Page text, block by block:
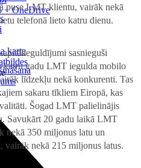
+ OneDrive
karte
puse LMT klientu, vairāk nekā
telefonā lieto katru dienu.
sasnieguši
katru gadu LMT iegulda mobilo
līdzekļu nekā konkurenti. Tas
sakaru tīkliem Eiropā, kas
Šogad LMT palielinājis
Savukārt 20 gadu laikā LMT
nekā 350 miljonus latu un
vairāk nekā 215 miljonus latus.